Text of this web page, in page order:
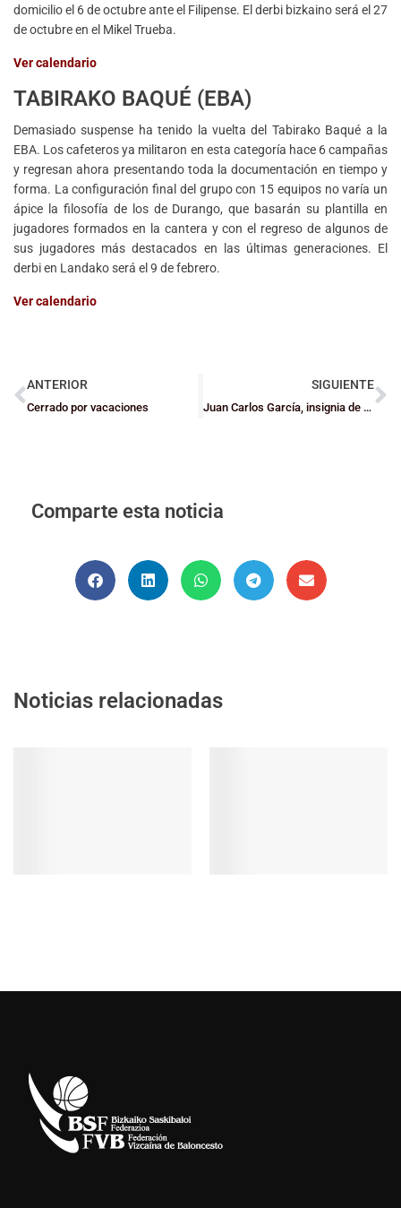
domicilio el 6 de octubre ante el Filipense. El derbi bizkaino será el 27
de octubre en el Mikel Trueba.
Ver calendario
TABIRAKO BAQUÉ (EBA)
Demasiado suspense ha tenido la vuelta del Tabirako Baqué a la
EBA. Los cafeteros ya militaron en esta categoría hace 6 campañas
y regresan ahora presentando toda la documentación en tiempo y
forma. La configuración final del grupo con 15 equipos no varía un
ápice la filosofía de los de Durango, que basarán su plantilla en
jugadores formados en la cantera y con el regreso de algunos de
sus jugadores más destacados en las últimas generaciones. El
derbi en Landako será el 9 de febrero.
Ver calendario
ANTERIOR
Cerrado por vacaciones
SIGUIENTE
Juan Carlos García, insignia de Oro de la FEB
Comparte esta noticia
Noticias relacionadas